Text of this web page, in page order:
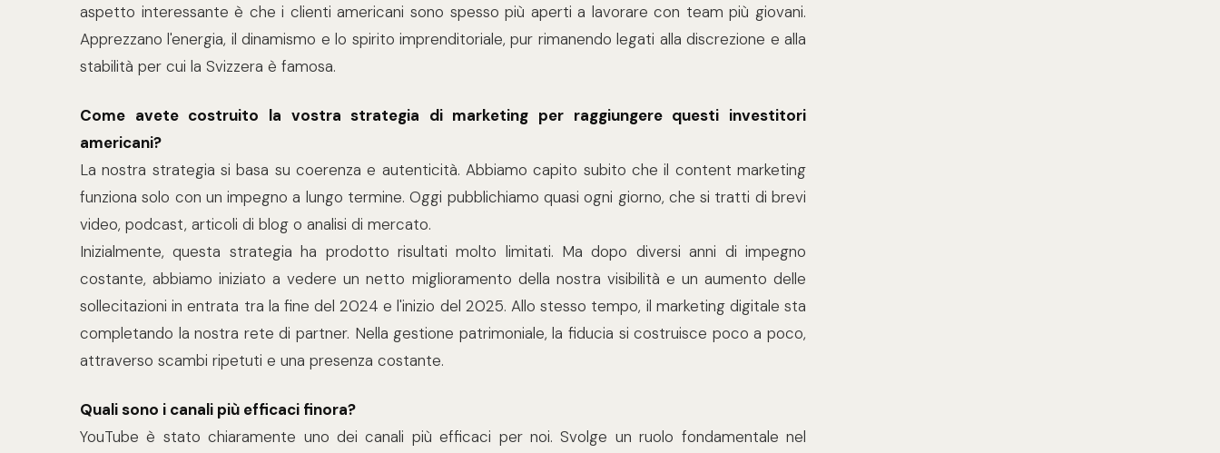
aspetto interessante è che i clienti americani sono spesso più aperti a lavorare con team più giovani.
Apprezzano l'energia, il dinamismo e lo spirito imprenditoriale, pur rimanendo legati alla discrezione e alla
stabilità per cui la Svizzera è famosa.
Come avete costruito la vostra strategia di marketing per raggiungere questi investitori
americani?
La nostra strategia si basa su coerenza e autenticità. Abbiamo capito subito che il content marketing
funziona solo con un impegno a lungo termine. Oggi pubblichiamo quasi ogni giorno, che si tratti di brevi
video, podcast, articoli di blog o analisi di mercato.
Inizialmente, questa strategia ha prodotto risultati molto limitati. Ma dopo diversi anni di impegno
costante, abbiamo iniziato a vedere un netto miglioramento della nostra visibilità e un aumento delle
sollecitazioni in entrata tra la fine del 2024 e l'inizio del 2025. Allo stesso tempo, il marketing digitale sta
completando la nostra rete di partner. Nella gestione patrimoniale, la fiducia si costruisce poco a poco,
attraverso scambi ripetuti e una presenza costante.
Quali sono i canali più efficaci finora?
YouTube è stato chiaramente uno dei canali più efficaci per noi. Svolge un ruolo fondamentale nel